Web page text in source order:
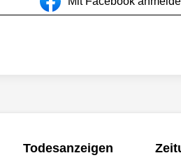
Todesanzeigen